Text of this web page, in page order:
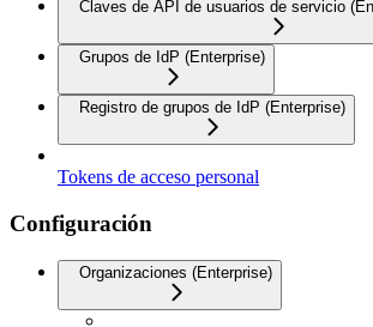
Claves de API de usuarios de servicio
Grupos de IdP (Enterprise)
Registro de grupos de IdP (Enterprise)
Tokens de acceso personal
Configuración
Organizaciones (Enterprise)